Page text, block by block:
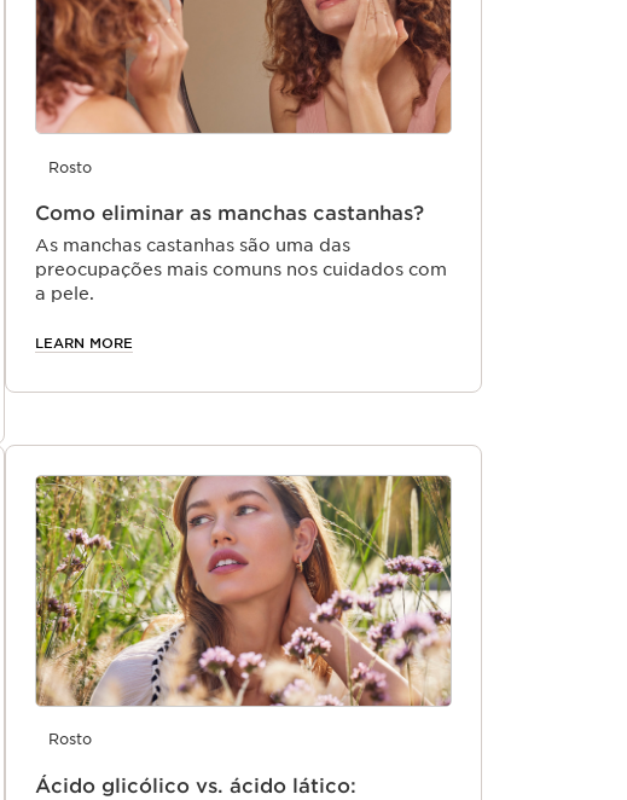
Rosto
Como eliminar as manchas castanhas?
As manchas castanhas são uma das
preocupações mais comuns nos cuidados com
a pele.
LEARN MORE
Rosto
Ácido glicólico vs. ácido lático: